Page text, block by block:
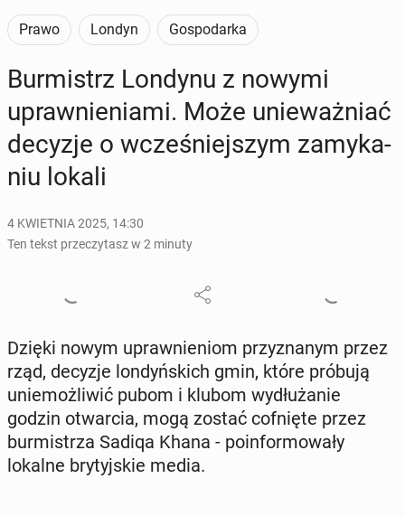
Prawo Londyn Gospodarka
Bur­mistrz Londynu z nowymi
upraw­nie­nia­mi. Może unie­waż­niać
decyzje o wcze­śniej­szym za­my­ka­
niu lokali
4 KWIETNIA 2025, 14:30
Ten tekst przeczytasz w 2 minuty
Dzięki nowym upraw­nie­niom przy­zna­nym przez
rząd, decyzje lon­dyń­skich gmin, które próbują
unie­moż­li­wić pubom i klubom wy­dłu­ża­nie
godzin otwar­cia, mogą zostać cof­nię­te przez
bur­mi­strza Sadiqa Khana - po­in­for­mo­wa­ły
lokalne bry­tyj­skie media.